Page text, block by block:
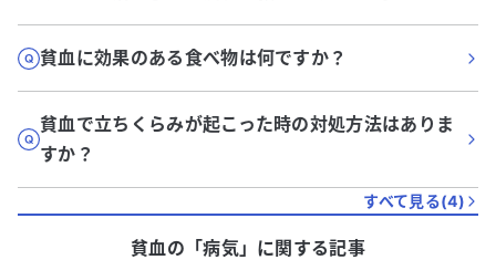
貧血に効果のある食べ物は何ですか？
貧血で立ちくらみが起こった時の対処方法はありま
すか？
すべて見る(4)
貧血の「病気」に関する記事